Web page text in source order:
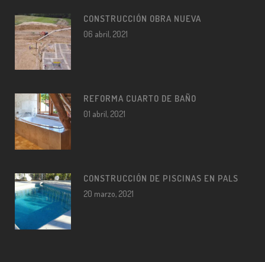
CONSTRUCCIÓN OBRA NUEVA
06 abril, 2021
REFORMA CUARTO DE BAÑO
01 abril, 2021
CONSTRUCCIÓN DE PISCINAS EN PALS
20 marzo, 2021